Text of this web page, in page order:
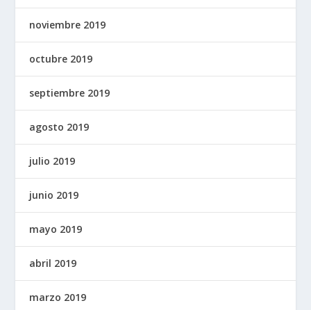
noviembre 2019
octubre 2019
septiembre 2019
agosto 2019
julio 2019
junio 2019
mayo 2019
abril 2019
marzo 2019